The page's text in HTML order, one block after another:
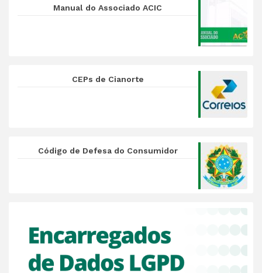
Manual do Associado ACIC
CEPs de Cianorte
Código de Defesa do Consumidor